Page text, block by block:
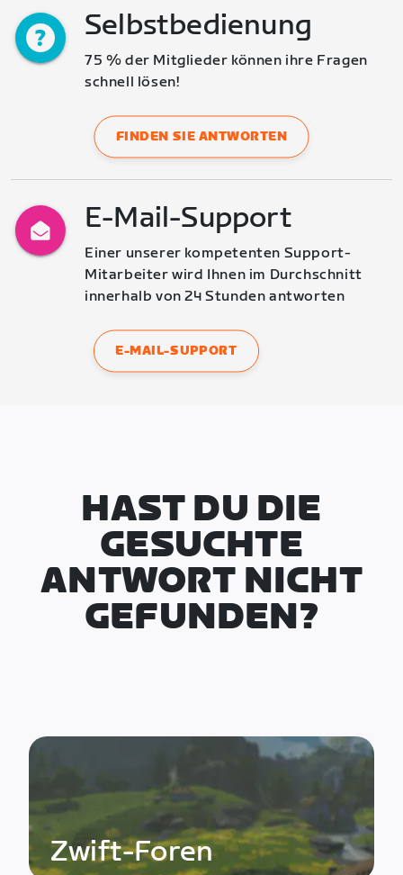
Selbstbedienung
75 % der Mitglieder können ihre Fragen
schnell lösen!
FINDEN SIE ANTWORTEN
E-Mail-Support
Einer unserer kompetenten Support-
Mitarbeiter wird Ihnen im Durchschnitt
innerhalb von 24 Stunden antworten
E-MAIL-SUPPORT
HAST DU DIE
GESUCHTE
ANTWORT NICHT
GEFUNDEN?
Zwift-Foren